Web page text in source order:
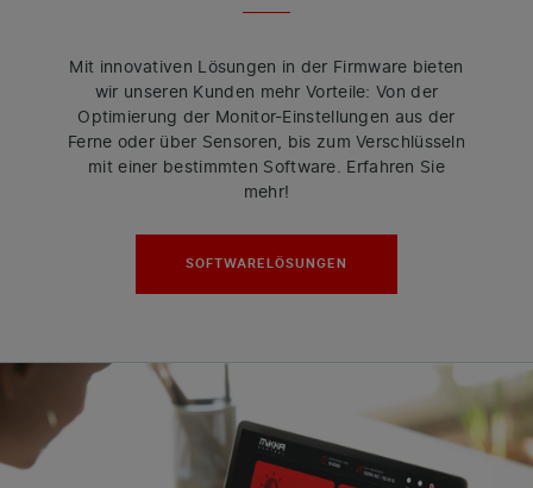
Mit innovativen Lösungen in der Firmware bieten
wir unseren Kunden mehr Vorteile: Von der
Optimierung der Monitor-Einstellungen aus der
Ferne oder über Sensoren, bis zum Verschlüsseln
mit einer bestimmten Software. Erfahren Sie
mehr!
SOFTWARELÖSUNGEN